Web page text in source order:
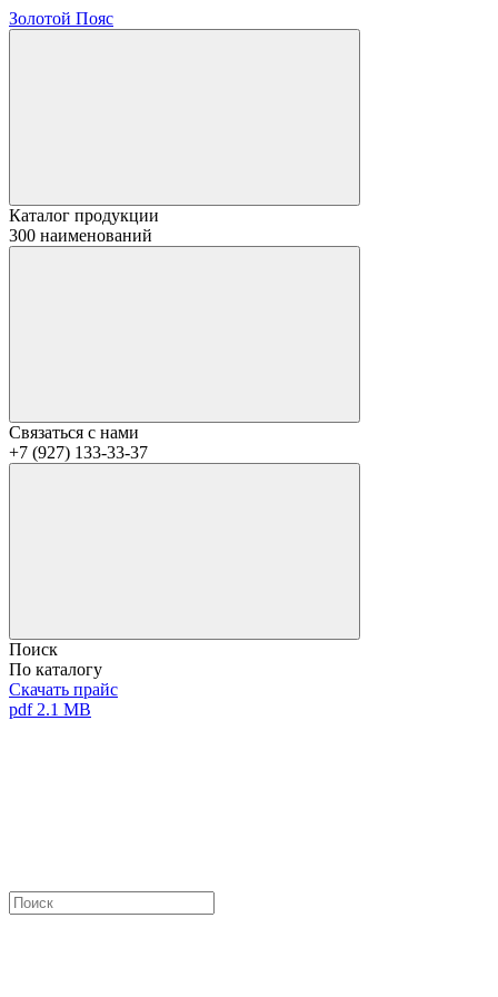
Золотой Пояс
Каталог продукции
300 наименований
Связаться с нами
+7 (927) 133-33-37
Поиск
По каталогу
Скачать прайс
pdf 2.1 MB